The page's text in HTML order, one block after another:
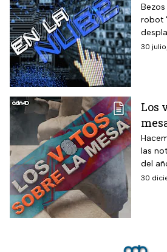
robot
30
Los
las
del
día de
30